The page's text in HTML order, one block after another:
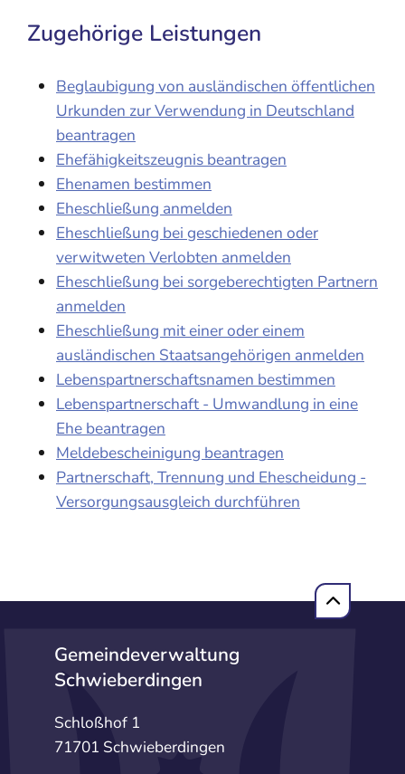
Zugehörige Leistungen
Beglaubigung von ausländischen öffentlichen
Urkunden zur Verwendung in Deutschland
beantragen
Ehefähigkeitszeugnis beantragen
Ehenamen bestimmen
Eheschließung anmelden
Eheschließung bei geschiedenen oder
verwitweten Verlobten anmelden
Eheschließung bei sorgeberechtigten Partnern
anmelden
Eheschließung mit einer oder einem
ausländischen Staatsangehörigen anmelden
Lebenspartnerschaftsnamen bestimmen
Lebenspartnerschaft - Umwandlung in eine
Ehe beantragen
Meldebescheinigung beantragen
Partnerschaft, Trennung und Ehescheidung -
Versorgungsausgleich durchführen
Gemeindeverwaltung
Schwieberdingen
Schloßhof 1
71701 Schwieberdingen